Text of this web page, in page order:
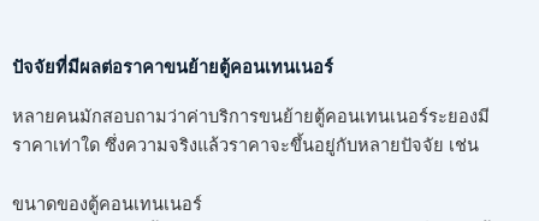
ปัจจัยที่มีผลต่อราคาขนย้ายตู้คอนเทนเนอร์
หลายคนมักสอบถามว่าค่าบริการขนย้ายตู้คอนเทนเนอร์ระยองมี
ราคาเท่าใด ซึ่งความจริงแล้วราคาจะขึ้นอยู่กับหลายปัจจัย เช่น
ขนาดของตู้คอนเทนเนอร์